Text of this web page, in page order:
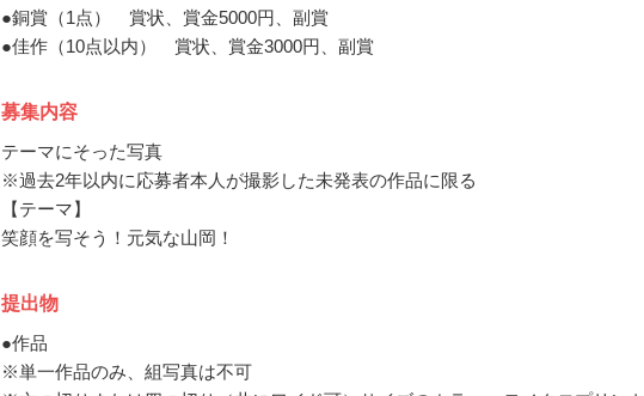
●銅賞（1点） 賞状、賞金5000円、副賞
●佳作（10点以内） 賞状、賞金3000円、副賞
募集内容
テーマにそった写真
※過去2年以内に応募者本人が撮影した未発表の作品に限る
【テーマ】
笑顔を写そう！元気な山岡！
提出物
●作品
※単一作品のみ、組写真は不可